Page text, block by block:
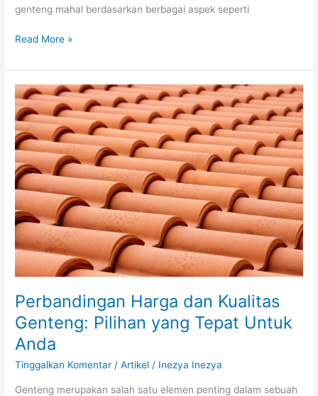
genteng mahal berdasarkan berbagai aspek seperti
Read More »
Perbandingan Harga dan Kualitas
Genteng: Pilihan yang Tepat Untuk
Anda
Tinggalkan Komentar /Artikel / Inezya Inezya
Genteng merupakan salah satu elemen penting dalam sebuah
Perbandingan
Harga
dan
Kualitas
Genteng:
Pilihan
yang
Tepat
Untuk
Anda